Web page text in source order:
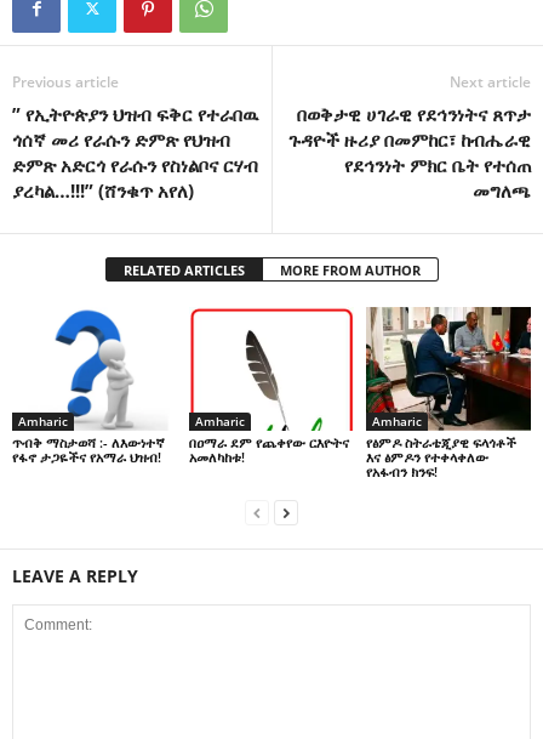
Previous article
” የኢትዮጵያን ህዝብ ፍቅር የተራበዉ
ጎሰኛ መሪ የራሱን ድምጽ የህዝብ
ድምጽ አድርጎ የራሱን የስነልቦና ርሃብ
ያረካል…!!!” (ሸንቁጥ አየለ)
Next article
በወቅታዊ ሀገራዊ የደኅንነትና ጸጥታ
ጉዳዮች ዙሪያ በመምከር፣ ከብሔራዊ
የደኅንነት ምክር ቤት የተሰጠ
መግለጫ
RELATED ARTICLES MORE FROM AUTHOR
Amharic
ጥብቅ ማስታወሻ :- ለእውነተኛ
የፋኖ ታጋዬችና የአማራ ህዝብ!
Amharic
በዐማራ ደም የጨቀየው ርእዮትና
አመለካከቱ!
Amharic
የፅምዶ ስትራቴጂያዊ ፍላጎቶች
እና ፅምዶን የተቀላቀለው
የአፋብን ክንፍ!
LEAVE A REPLY